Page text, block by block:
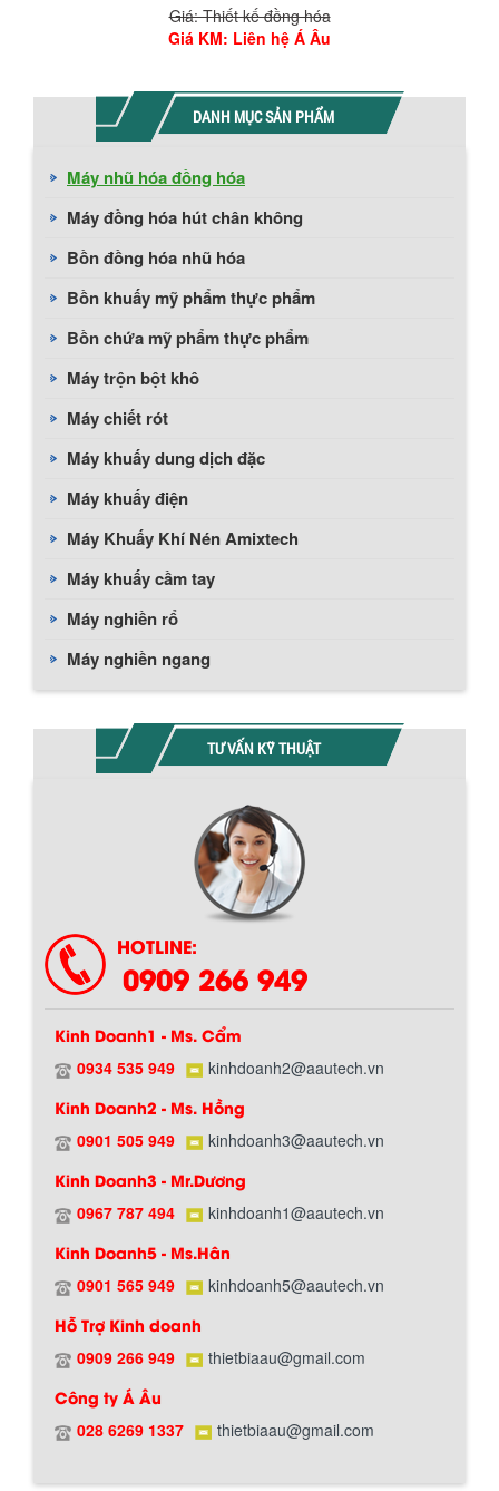
Giá: Thiết kế đồng hóa
Giá KM: Liên hệ Á Âu
DANH MỤC SẢN PHẨM
Máy nhũ hóa đồng hóa
Máy đồng hóa hút chân không
Bồn đồng hóa nhũ hóa
Bồn khuấy mỹ phẩm thực phẩm
Bồn chứa mỹ phẩm thực phẩm
Máy trộn bột khô
Máy chiết rót
Máy khuấy dung dịch đặc
Máy khuấy điện
Máy Khuấy Khí Nén Amixtech
Máy khuấy cầm tay
Máy nghiền rổ
Máy nghiền ngang
TƯ VẤN KỸ THUẬT
HOTLINE:
0909 266 949
Kinh Doanh1 - Ms. Cẩm
0934 535 949 kinhdoanh2@aautech.vn
Kinh Doanh2 - Ms. Hồng
0901 505 949 kinhdoanh3@aautech.vn
Kinh Doanh3 - Mr.Dương
0967 787 494 kinhdoanh1@aautech.vn
Kinh Doanh5 - Ms.Hân
0901 565 949 kinhdoanh5@aautech.vn
Hỗ Trợ Kinh doanh
0909 266 949 thietbiaau@gmail.com
Công ty Á Âu
028 6269 1337 thietbiaau@gmail.com
Chính sách giao hàng
Hướng dẫn thanh toán mua hàng